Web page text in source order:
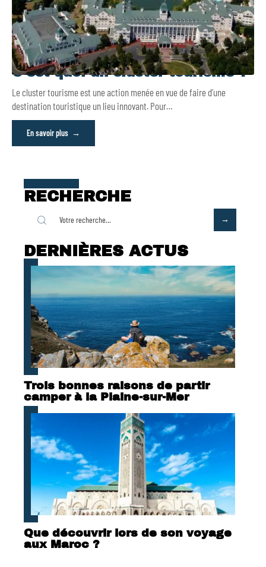
C’est quoi un cluster tourisme ?
Le cluster tourisme est une action menée en vue de faire d’une
destination touristique un lieu innovant. Pour…
En savoir plus
RECHERCHE
DERNIÈRES ACTUS
Trois bonnes raisons de partir
camper à la Plaine-sur-Mer
Que découvrir lors de son voyage
aux Maroc ?